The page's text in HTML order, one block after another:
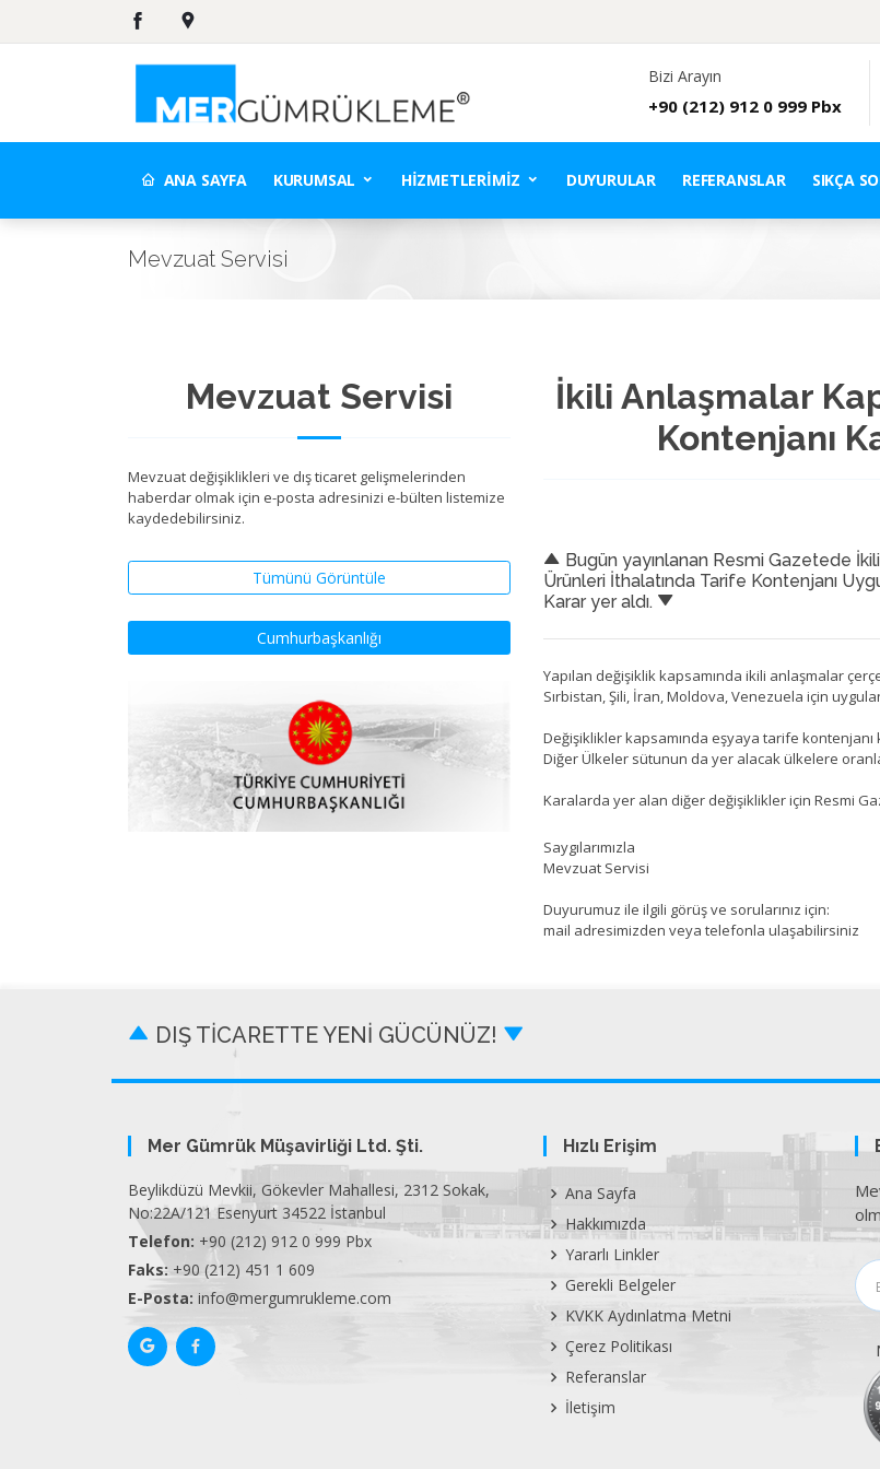
Bizi Arayın
+90 (212) 912 0 999 Pbx
ANA SAYFA KURUMSAL HIZMETLERIMIZ DUYURULAR REFERANSLAR SIKÇA
Mevzuat Servisi
Mevzuat Servisi
Mevzuat değişiklikleri ve dış ticaret gelişmelerinden
haberdar olmak için e-posta adresinizi e-bülten listemize
kaydedebilirsiniz.
Tümünü Görüntüle
Cumhurbaşkanlığı
İkili Anlaşmalar
Kontenjanı
Bugün yayınlanan Resmi Gazetede
Ürünleri İthalatında Tarife Kontenjanı
Karar yer aldı.
Yapılan değişiklik kapsamında ikili anlaşmalar
Sırbistan, Şili, İran, Moldova, Venezuela için
Değişiklikler kapsamında eşyaya tarife
Diğer Ülkeler sütunun da yer alacak ülkelere
Karalarda yer alan diğer değişiklikler için Resmi
Saygılarımızla
Mevzuat Servisi
Duyurumuz ile ilgili görüş ve sorularınız için:
mail adresimizden veya telefonla ulaşabilirsiniz
DIŞ TİCARETTE YENİ GÜCÜNÜZ!
Mer Gümrük Müşavirliği Ltd. Şti.
Beylikdüzü Mevkii, Gökevler Mahallesi, 2312 Sokak,
No:22A/121 Esenyurt 34522 İstanbul
Telefon: +90 (212) 912 0 999 Pbx
Faks: +90 (212) 451 1 609
E-Posta: info@mergumrukleme.com
Hızlı Erişim
Ana Sayfa
Hakkımızda
Yararlı Linkler
Gerekli Belgeler
KVKK Aydınlatma Metni
Çerez Politikası
Referanslar
İletişim